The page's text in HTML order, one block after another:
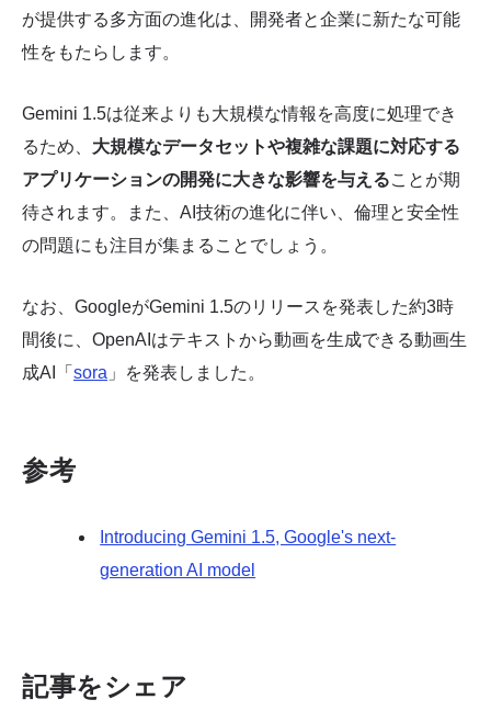
が提供する多方面の進化は、開発者と企業に新たな可能
性をもたらします。
Gemini 1.5は従来よりも大規模な情報を高度に処理でき
るため、 大規模なデータセットや複雑な課題に対応する
アプリケーションの開発に大きな影響を与えることが期
待されます。また、AI技術の進化に伴い、倫理と安全性
の問題にも注目が集まることでしょう。
なお、GoogleがGemini 1.5のリリースを発表した約3時
間後に、OpenAIはテキストから動画を生成できる動画生
成AI「 sora 」を発表しました。
参考
Introducing Gemini 1.5, Google's next-
generation AI model
記事をシェア